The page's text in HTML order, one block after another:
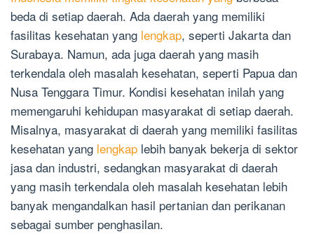
beda di setiap daerah. Ada daerah yang memiliki
fasilitas kesehatan yang lengkap, seperti Jakarta dan
Surabaya. Namun, ada juga daerah yang masih
terkendala oleh masalah kesehatan, seperti Papua dan
Nusa Tenggara Timur. Kondisi kesehatan inilah yang
memengaruhi kehidupan masyarakat di setiap daerah.
Misalnya, masyarakat di daerah yang memiliki fasilitas
kesehatan yang lengkap lebih banyak bekerja di sektor
jasa dan industri, sedangkan masyarakat di daerah
yang masih terkendala oleh masalah kesehatan lebih
banyak mengandalkan hasil pertanian dan perikanan
sebagai sumber penghasilan.